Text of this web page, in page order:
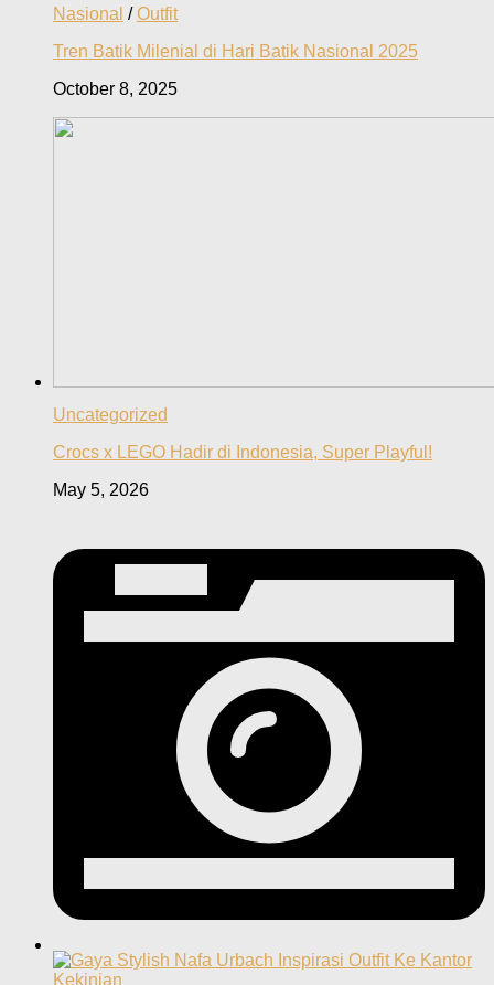
Nasional / Outfit
Tren Batik Milenial di Hari Batik Nasional 2025
October 8, 2025
Uncategorized
Crocs x LEGO Hadir di Indonesia, Super Playful!
May 5, 2026